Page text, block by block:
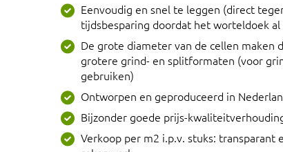
Eenvoudig en snel te leggen (direct
tijdsbesparing doordat het worteldoek
De grote diameter van de cellen maken
grotere grind- en splitformaten (voor
gebruiken)
Ontworpen en geproduceerd in
Bijzonder goede prijs-
Verkoop per m2 i.p.v. stuks: transparant